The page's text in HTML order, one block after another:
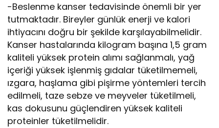
-Beslenme kanser tedavisinde önemli bir yer
tutmaktadır. Bireyler günlük enerji ve kalori
ihtiyacını doğru bir şekilde karşılayabilmelidir.
Kanser hastalarında kilogram başına 1,5 gram
kaliteli yüksek protein alımı sağlanmalı, yağ
içeriği yüksek işlenmiş gıdalar tüketilmemeli,
ızgara, haşlama gibi pişirme yöntemleri tercih
edilmeli, taze sebze ve meyveler tüketilmeli,
kas dokusunu güçlendiren yüksek kaliteli
proteinler tüketilmelidir.